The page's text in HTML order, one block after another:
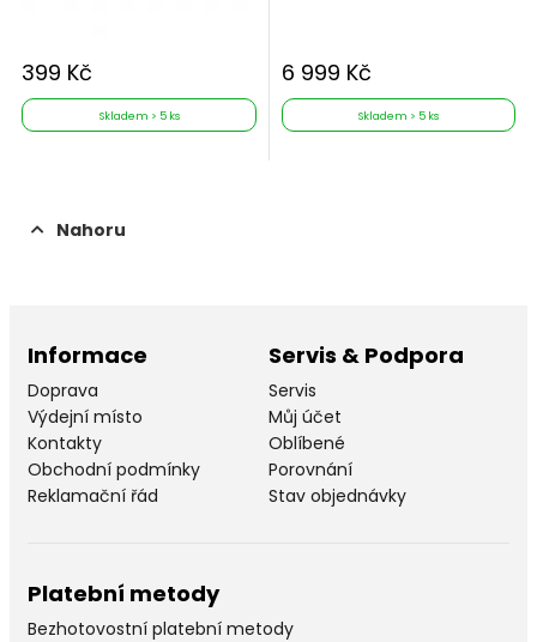
399 Kč
Skladem > 5 ks
6 999 Kč
Skladem > 5 ks
Nahoru
Informace
Doprava
Výdejní místo
Kontakty
Obchodní podmínky
Reklamační řád
Servis & Podpora
Servis
Můj účet
Oblíbené
Porovnání
Stav objednávky
Platební metody
Bezhotovostní platební metody